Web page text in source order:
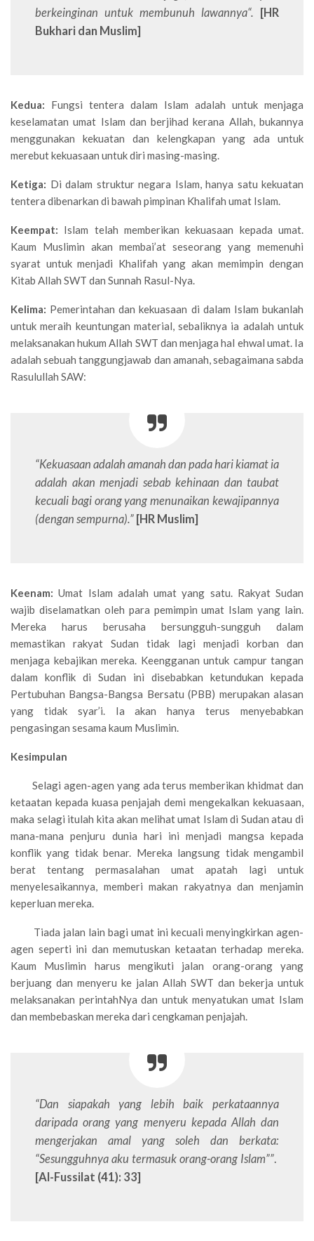
berkeinginan untuk membunuh lawannya“.
[HR
Bukhari dan Muslim]
Kedua: Fungsi tentera dalam Islam adalah untuk menjaga
keselamatan umat Islam dan berjihad kerana Allah, bukannya
menggunakan kekuatan dan kelengkapan yang ada untuk
merebut kekuasaan untuk diri masing-masing.
Ketiga: Di dalam struktur negara Islam, hanya satu kekuatan
tentera dibenarkan di bawah pimpinan Khalifah umat Islam.
Keempat: Islam telah memberikan kekuasaan kepada umat.
Kaum Muslimin akan membai’at seseorang yang memenuhi
syarat untuk menjadi Khalifah yang akan memimpin dengan
Kitab Allah SWT dan Sunnah Rasul-Nya.
Kelima: Pemerintahan dan kekuasaan di dalam Islam bukanlah
untuk meraih keuntungan material, sebaliknya ia adalah untuk
melaksanakan hukum Allah SWT dan menjaga hal ehwal umat. Ia
adalah sebuah tanggungjawab dan amanah, sebagaimana sabda
Rasulullah SAW:
“Kekuasaan adalah amanah dan pada hari kiamat ia
adalah akan menjadi sebab kehinaan dan taubat
kecuali bagi orang yang menunaikan kewajipannya
(dengan sempurna).” [HR Muslim]
Keenam:Umat Islam adalah umat yang satu. Rakyat Sudan
wajib diselamatkan oleh para pemimpin umat Islam yang lain.
Mereka harus berusaha bersungguh-sungguh dalam
memastikan rakyat Sudan tidak lagi menjadi korban dan
menjaga kebajikan mereka. Keengganan untuk campur tangan
dalam konflik di Sudan ini disebabkan ketundukan kepada
Pertubuhan Bangsa-Bangsa Bersatu (PBB) merupakan alasan
yang tidak syar’i. Ia akan hanya terus menyebabkan
pengasingan sesama kaum Muslimin.
Kesimpulan
Selagi agen-agen yang ada terus memberikan khidmat dan
ketaatan kepada kuasa penjajah demi mengekalkan kekuasaan,
maka selagi itulah kita akan melihat umat Islam di Sudan atau di
mana-mana penjuru dunia hari ini menjadi mangsa kepada
konflik yang tidak benar. Mereka langsung tidak mengambil
berat tentang permasalahan umat apatah lagi untuk
menyelesaikannya, memberi makan rakyatnya dan menjamin
keperluan mereka.
Tiada jalan lain bagi umat ini kecuali menyingkirkan agen-
agen seperti ini dan memutuskan ketaatan terhadap mereka.
Kaum Muslimin harus mengikuti jalan orang-orang yang
berjuang dan menyeru ke jalan Allah SWT dan bekerja untuk
melaksanakan perintahNya dan untuk menyatukan umat Islam
dan membebaskan mereka dari cengkaman penjajah.
“Dan siapakah yang lebih baik perkataannya
daripada orang yang menyeru kepada Allah dan
mengerjakan amal yang soleh dan berkata:
“Sesungguhnya aku termasuk orang-orang Islam””.
[Al-Fussilat (41): 33]